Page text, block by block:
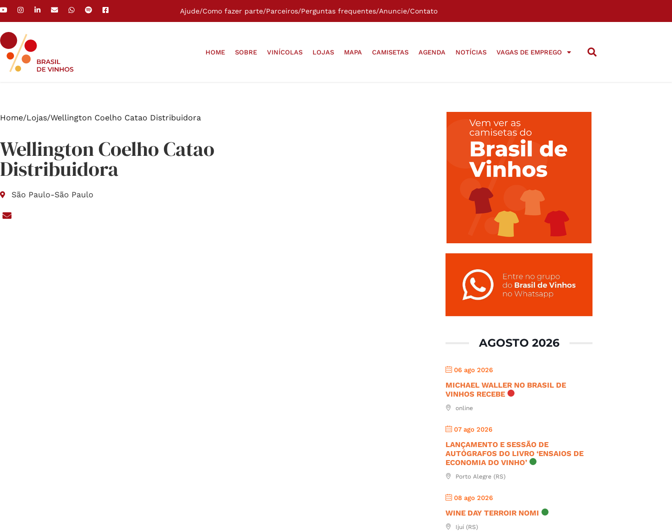
Ajude/Como fazer parte/Parceiros/Perguntas frequentes/Anuncie/Contato
HOME SOBRE VINÍCOLAS LOJAS MAPA CAMISETAS AGENDA NOTÍCIAS VAGAS DE EMPREGO
Home/Lojas/Wellington Coelho Catao Distribuidora
Wellington Coelho Catao
Distribuidora
São Paulo-São Paulo
AGOSTO 2026
06 ago 2026
MICHAEL WALLER NO BRASIL DE
VINHOS RECEBE
online
07 ago 2026
LANÇAMENTO E SESSÃO DE
AUTÓGRAFOS DO LIVRO ‘ENSAIOS DE
ECONOMIA DO VINHO’
Porto Alegre (RS)
08 ago 2026
WINE DAY TERROIR NOMI
Ijuí (RS)